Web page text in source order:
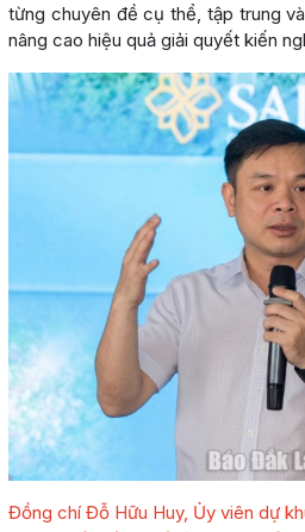
từng chuyên đề cụ thể, tập trung
nâng cao hiệu quả giải quyết kiến
Đồng chí Đỗ Hữu Huy, Ủy viên dự